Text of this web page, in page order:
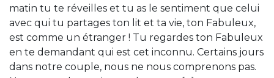
matin tu te réveilles et tu as le sentiment que celui
avec qui tu partages ton lit et ta vie, ton Fabuleux,
est comme un étranger ! Tu regardes ton Fabuleux
en te demandant qui est cet inconnu. Certains jours
dans notre couple, nous ne nous comprenons pas.